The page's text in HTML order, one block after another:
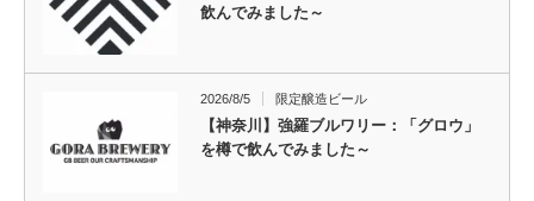
飲んでみました～
2026/8/5 限定醸造ビール
【神奈川】強羅ブルワリー：「グロウ」
を樽で飲んでみました～